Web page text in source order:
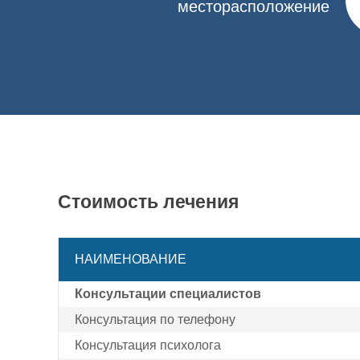
Мы предлагаем закодироваться препаратом
месторасположение
Стоимость лечения
НАИМЕНОВАНИЕ
Консультации специалистов
Консультация по телефону
Консультация психолога